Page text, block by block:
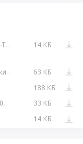
Изменения от 02.05.2024 22:10. ТЭК-Торг 14 КБ
Требования_при_проведении_закупки__шаблон_.doc
63 КБ
188 КБ
Техническое_задание_Топоматик_2024.docx
33 КБ
14 КБ